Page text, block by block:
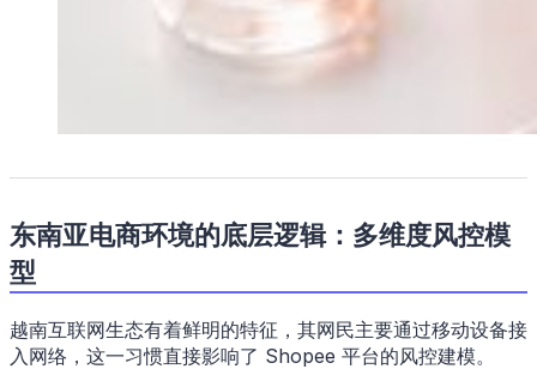
东南亚电商环境的底层逻辑：多维度风控模
型
越南互联网生态有着鲜明的特征，其网民主要通过移动设备接
入网络，这一习惯直接影响了 Shopee 平台的风控建模。